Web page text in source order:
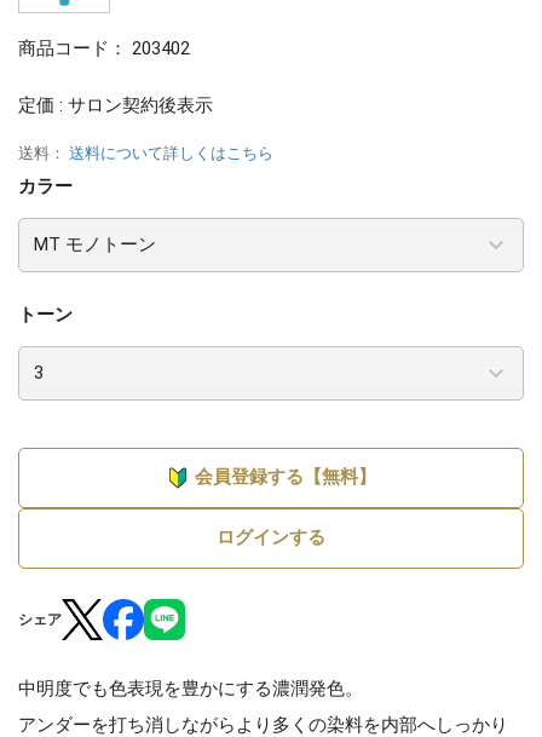
商品コード： 203402
定価 : サロン契約後表示
送料： 送料について詳しくはこちら
カラー
トーン
会員登録する【無料】
ログインする
シェア
中明度でも色表現を豊かにする濃潤発色。
アンダーを打ち消しながらより多くの染料を内部へしっかり